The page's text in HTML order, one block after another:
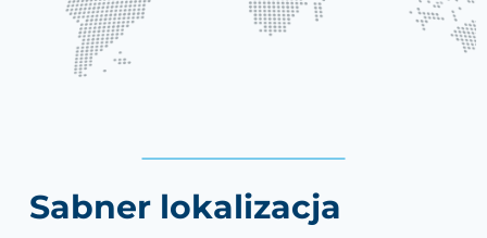
Sabner lokalizacja